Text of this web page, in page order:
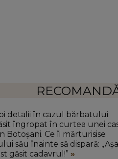
detalii în cazul bărbatului
îngropat în curtea unei
Botoșani. Ce îi mărturisise
său înainte să dispară:
găsit cadavrul!”